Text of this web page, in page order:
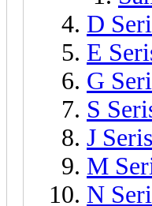
D
E
G
S
J
M
N